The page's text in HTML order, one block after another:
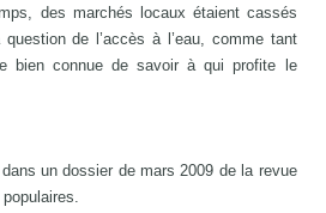
des marchés locaux étaient cassés
de l’accès à l’eau, comme tant
bien connue de savoir à qui profite le
un dossier de mars 2009 de la revue